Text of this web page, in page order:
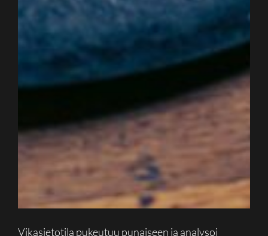
Vikasietotila pukeutuu punaiseen ja analysoi